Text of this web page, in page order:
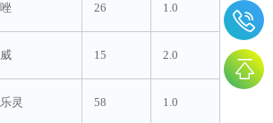
26 1.0
15 2.0
灵 58 1.0